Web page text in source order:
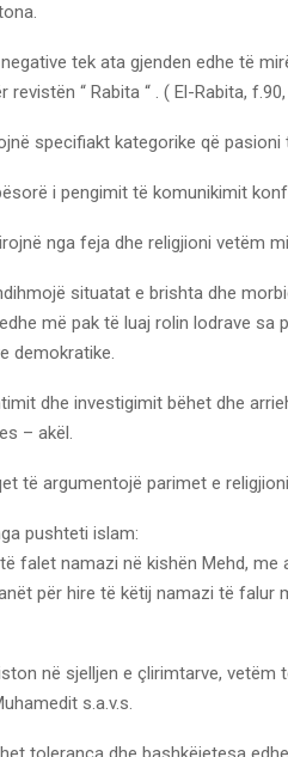
tek ata gjenden edhe të
revistën “ Rabita “ . ( El-Rabita,
specifiakt kategorike që pasioni
i pengimit të komunikimit
nga feja dhe religjioni vetëm
situatat e brishta dhe
më pak të luaj rolin lodrave sa
demokratike.
dhe investigimit bëhet dhe
– akël.
të argumentojë parimet e
pushteti islam:
falet namazi në kishën Mehd, me
për hire të këtij namazi të falur
në sjelljen e çlirimtarve, vetëm
s.a.v.s.